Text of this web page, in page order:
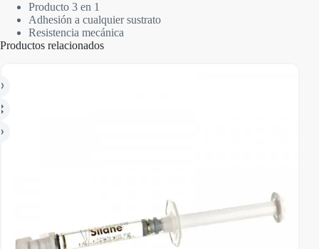
Producto 3 en 1
Adhesión a cualquier sustrato
Resistencia mecánica
Productos relacionados